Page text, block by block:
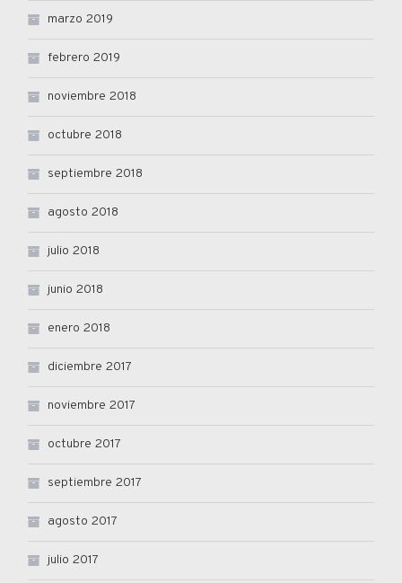
marzo 2019
febrero 2019
noviembre 2018
octubre 2018
septiembre 2018
agosto 2018
julio 2018
junio 2018
enero 2018
diciembre 2017
noviembre 2017
octubre 2017
septiembre 2017
agosto 2017
julio 2017